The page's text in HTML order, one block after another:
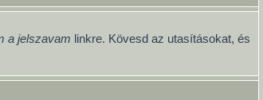
a jelszavam linkre. Kövesd az utasításokat, és